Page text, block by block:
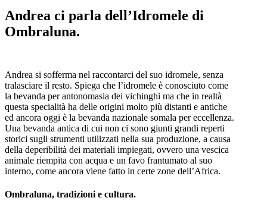
Andrea ci parla dell’Idromele di
Ombraluna.
Andrea si sofferma nel raccontarci del suo idromele, senza
tralasciare il resto. Spiega che l’idromele è conosciuto come
la bevanda per antonomasia dei vichinghi ma che in realtà
questa specialità ha delle origini molto più distanti e antiche
ed ancora oggi è la bevanda nazionale somala per eccellenza.
Una bevanda antica di cui non ci sono giunti grandi reperti
storici sugli strumenti utilizzati nella sua produzione, a causa
della deperibilità dei materiali impiegati, ovvero una vescica
animale riempita con acqua e un favo frantumato al suo
interno, come ancora viene fatto in certe zone dell’Africa.
Ombraluna, tradizioni e cultura.